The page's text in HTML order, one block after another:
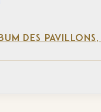
DES